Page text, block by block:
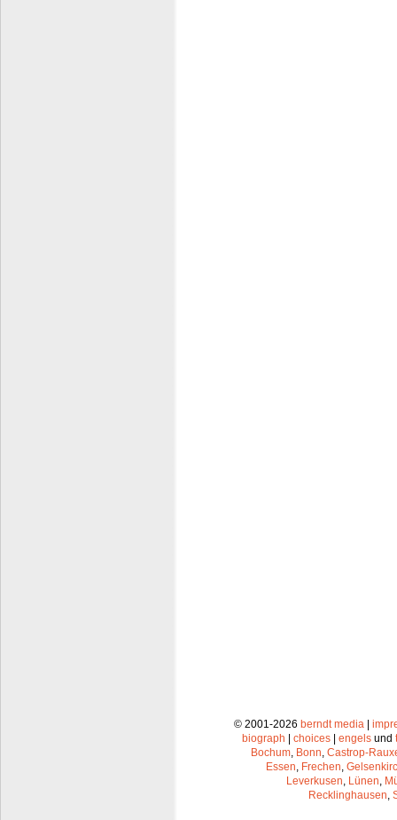
© 2001-2026 berndt media |
biograph | choices | engels und
Bochum Bonn Castrop-
Essen Frechen
Leverkusen Lünen
Recklinghausen